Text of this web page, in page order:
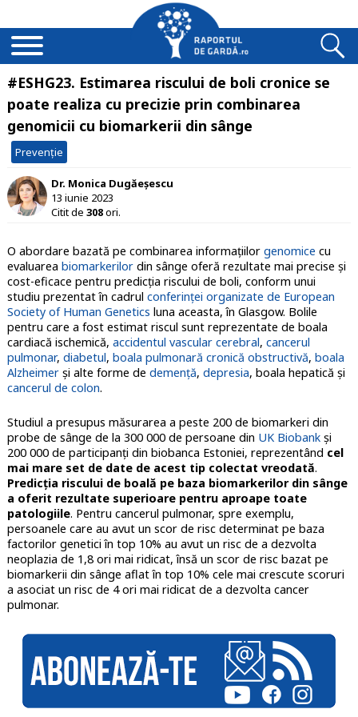
#ESHG23. Estimarea riscului de boli cronice se
poate realiza cu precizie prin combinarea
genomicii cu biomarkerii din sânge
Prevenție
Dr. Monica Dugăeșescu
13 iunie 2023
Citit de 308ori.
O abordare bazată pe combinarea informaţiilor genomice cu
evaluarea biomarkerilordin sânge oferă rezultate mai precise şi
cost-eficace pentru predicţia riscului de boli, conform unui
studiu prezentat în cadrul conferinţei organizate de European
Society of Human Genetics luna aceasta, în Glasgow. Bolile
pentru care a fost estimat riscul sunt reprezentate de boala
cardiacă ischemică, accidentul vascular cerebral, cancerul
pulmonar, diabetul, boala pulmonară cronică obstructivă, boala
Alzheimerşi alte forme de demenţă, depresia, boala hepatică şi
cancerul de colon.
Studiul a presupus măsurarea a peste 200 de biomarkeri din
probe de sânge de la 300 000 de persoane din UK Biobankşi
200 000 de participanţi din biobanca Estoniei, reprezentând cel
mai mare set de date de acest tip colectat vreodată.
Predicţia riscului de boală pe baza biomarkerilor din sânge
a oferit rezultate superioare pentru aproape toate
patologiile. Pentru cancerul pulmonar, spre exemplu,
persoanele care au avut un scor de risc determinat pe baza
factorilor genetici în top 10% au avut un risc de a dezvolta
neoplazia de 1,8 ori mai ridicat, însă un scor de risc bazat pe
biomarkerii din sânge aflat în top 10% cele mai crescute scoruri
a asociat un risc de 4 ori mai ridicat de a dezvolta cancer
pulmonar.